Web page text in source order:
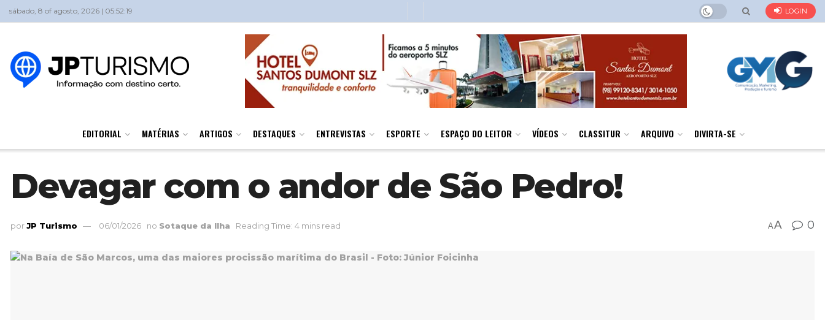
sábado, 8 of agosto, 2026 | 05:52:19 LOGIN
EDITORIAL MATÉRIAS ARTIGOS DESTAQUES ENTREVISTAS ESPORTE ESPAÇO DO LEITOR VÍDEOS CLASSITUR ARQUIVO DIVIRTA-SE
Devagar com o andor de São Pedro!
porJP Turismo 06/01/2026 no Sotaque da Ilha Reading Time: 4 mins read AA 0